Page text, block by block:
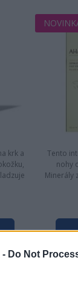
- Do Not
krk a
Tento
nohy
Minerály